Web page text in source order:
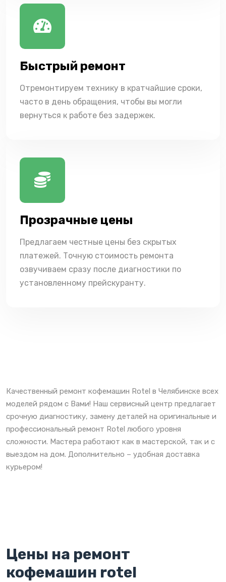
Быстрый ремонт
Отремонтируем технику в кратчайшие сроки,
часто в день обращения, чтобы вы могли
вернуться к работе без задержек.
Прозрачные цены
Предлагаем честные цены без скрытых
платежей. Точную стоимость ремонта
озвучиваем сразу после диагностики по
установленному прейскуранту.
Качественный ремонт кофемашин Rotel в Челябинске всех
моделей рядом с Вами! Наш сервисный центр предлагает
срочную диагностику, замену деталей на оригинальные и
профессиональный ремонт Rotel любого уровня
сложности. Мастера работают как в мастерской, так и с
выездом на дом. Дополнительно – удобная доставка
курьером!
Цены на ремонт
кофемашин rotel